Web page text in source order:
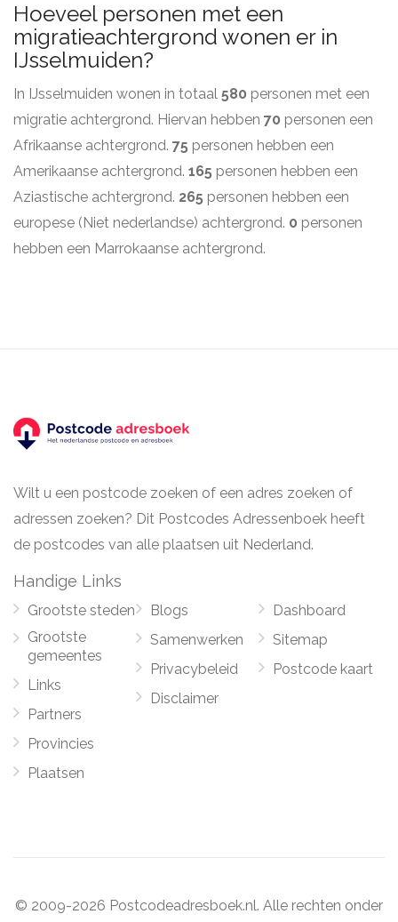
Hoeveel personen met een
migratieachtergrond wonen er in
IJsselmuiden?
In IJsselmuiden wonen in totaal 580 personen met een
migratie achtergrond. Hiervan hebben 70 personen een
Afrikaanse achtergrond. 75 personen hebben een
Amerikaanse achtergrond. 165 personen hebben een
Aziastische achtergrond. 265 personen hebben een
europese (Niet nederlandse) achtergrond. 0 personen
hebben een Marrokaanse achtergrond.
Wilt u een postcode zoeken of een adres zoeken of
adressen zoeken? Dit Postcodes Adressenboek heeft
de postcodes van alle plaatsen uit Nederland.
Handige Links
Grootste steden
Grootste
gemeentes
Links
Partners
Provincies
Plaatsen
Blogs
Samenwerken
Privacybeleid
Disclaimer
Dashboard
Sitemap
Postcode kaart
© 2009-2026 Postcodeadresboek.nl. Alle rechten onder